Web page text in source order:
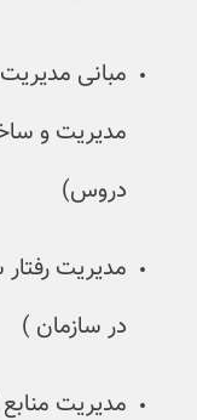
مدیریت و سازمان
و ساختار
رفتار سازمانی
منابع انسانی